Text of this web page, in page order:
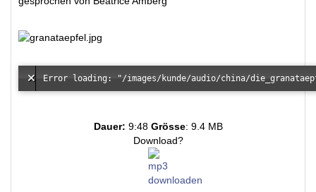
Dauer: 9:48 Grösse: 9.4 MB
Download?